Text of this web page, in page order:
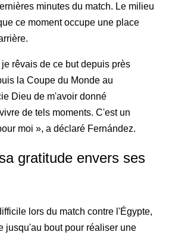
minutes du match. Le milieu
ce moment occupe une place
rêvais de ce but depuis près
la Coupe du Monde au
Dieu de m'avoir donné
de tels moments. C'est un
moi », a déclaré Fernández.
gratitude envers ses
lors du match contre l'Égypte,
jusqu'au bout pour réaliser une